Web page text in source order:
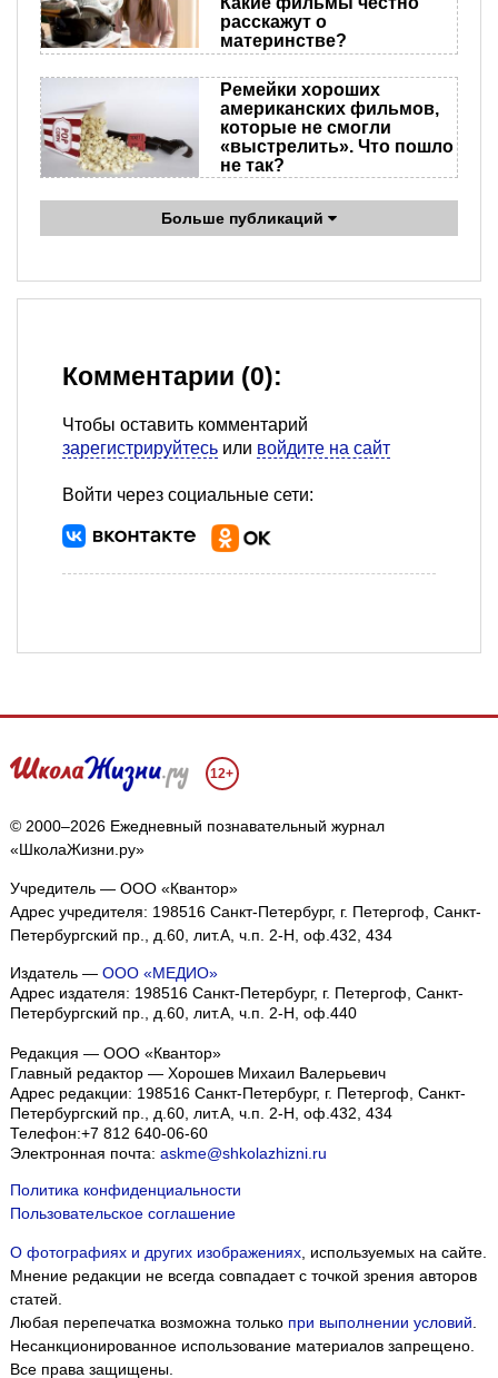
расскажут о
материнстве?
Ремейки хороших
американских фильмов,
которые не смогли
«выстрелить». Что пошло
не так?
Больше публикаций
Комментарии (0):
Чтобы оставить комментарий
зарегистрируйтесь или войдите на сайт
Войти через социальные сети:
12+
© 2000–2026 Ежедневный познавательный журнал
«ШколаЖизни.ру»
Учредитель — ООО «Квантор»
Адрес учредителя: 198516 Санкт-Петербург, г. Петергоф, Санкт-
Петербургский пр., д.60, лит.А, ч.п. 2-Н, оф.432, 434
Издатель — ООО «МЕДИО»
Адрес издателя: 198516 Санкт-Петербург, г. Петергоф, Санкт-
Петербургский пр., д.60, лит.А, ч.п. 2-Н, оф.440
Редакция — ООО «Квантор»
Главный редактор — Хорошев Михаил Валерьевич
Адрес редакции: 198516 Санкт-Петербург, г. Петергоф, Санкт-
Петербургский пр., д.60, лит.А, ч.п. 2-Н, оф.432, 434
Телефон:+7 812 640-06-60
Электронная почта: askme@shkolazhizni.ru
Политика конфиденциальности
Пользовательское соглашение
О фотографиях и других изображениях, используемых на сайте.
Мнение редакции не всегда совпадает с точкой зрения авторов
статей.
Любая перепечатка возможна только при выполнении условий.
Несанкционированное использование материалов запрещено.
Все права защищены.